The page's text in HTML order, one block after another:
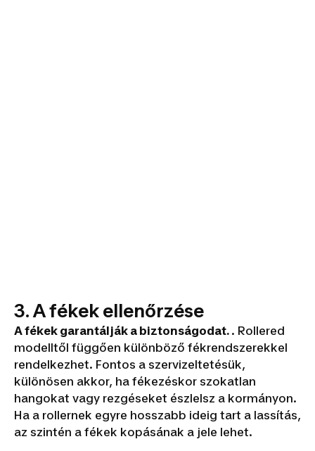
3. A fékek ellenőrzése
A fékek garantálják a biztonságodat. . Rollered
modelltől függően különböző fékrendszerekkel
rendelkezhet. Fontos a szervizeltetésük,
különösen akkor, ha fékezéskor szokatlan
hangokat vagy rezgéseket észlelsz a kormányon.
Ha a rollernek egyre hosszabb ideig tart a lassítás,
az szintén a fékek kopásának a jele lehet.